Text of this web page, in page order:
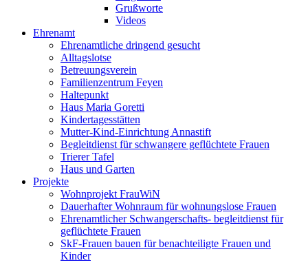
Grußworte
Videos
Ehrenamt
Ehrenamtliche dringend gesucht
Alltagslotse
Betreuungsverein
Familienzentrum Feyen
Haltepunkt
Haus Maria Goretti
Kindertagesstätten
Mutter-Kind-Einrichtung Annastift
Begleitdienst für schwangere geflüchtete Frauen
Trierer Tafel
Haus und Garten
Projekte
Wohnprojekt FrauWiN
Dauerhafter Wohnraum für wohnungslose Frauen
Ehrenamtlicher Schwangerschafts- begleitdienst für
geflüchtete Frauen
SkF-Frauen bauen für benachteiligte Frauen und
Kinder